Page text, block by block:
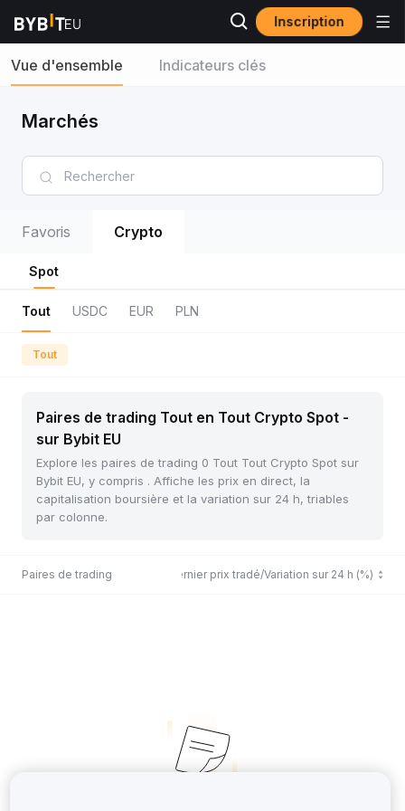
Inscription
Vue d'ensemble Indicateurs clés
Marchés
Favoris Crypto
Spot
Tout USDC EUR PLN
Tout
Paires de trading Tout en Tout Crypto Spot -
sur Bybit EU
Explore les paires de trading 0 Tout Tout Crypto Spot sur
Bybit EU, y compris . Affiche les prix en direct, la
capitalisation boursière et la variation sur 24 h, triables
par colonne.
Paires de trading Dernier prix tradé/Variation sur 24 h (%)